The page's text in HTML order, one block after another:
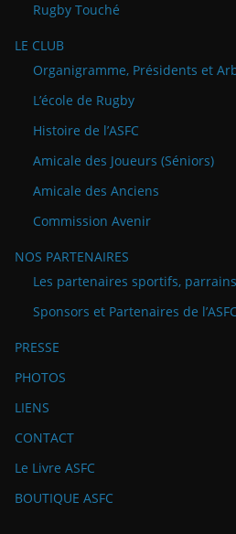
Rugby Touché
LE CLUB
Organigramme, Présidents et
L’école de Rugby
Histoire de l’ASFC
Amicale des Joueurs (Séniors)
Amicale des Anciens
Commission Avenir
NOS PARTENAIRES
Les partenaires sportifs,
Sponsors et Partenaires de
PRESSE
PHOTOS
LIENS
CONTACT
Le Livre ASFC
BOUTIQUE ASFC